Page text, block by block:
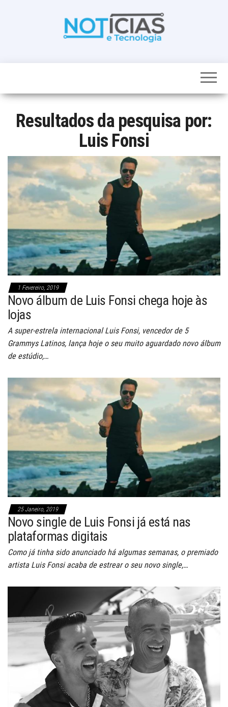
noticias de
num só lugar
Resultados da pesquisa por:
Luis Fonsi
1 Fevereiro, 2019
Novo álbum de Luis Fonsi chega hoje às
lojas
A super-estrela internacional Luis Fonsi, vencedor de 5
Grammys Latinos, lança hoje o seu muito aguardado novo álbum
de estúdio,…
25 Janeiro, 2019
Novo single de Luis Fonsi já está nas
plataformas digitais
Como já tinha sido anunciado há algumas semanas, o premiado
artista Luis Fonsi acaba de estrear o seu novo single,…